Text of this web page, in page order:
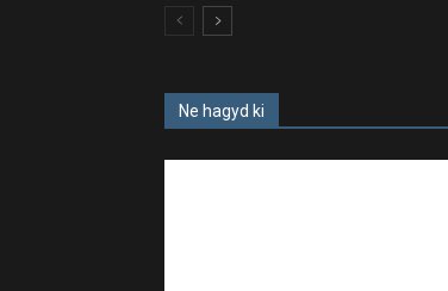
Ne hagyd ki